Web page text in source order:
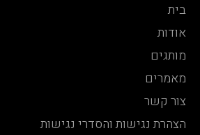
בית
אודות
מותגים
מאמרים
צור קשר
הצהרת נגישות והסדרי נגישות